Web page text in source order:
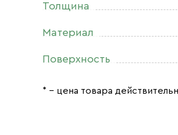
Толщина
Материал
Поверхность
* – цена товара